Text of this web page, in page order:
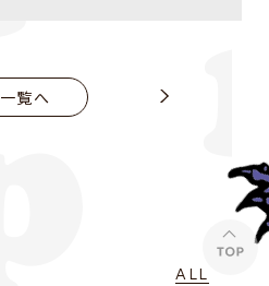
一覧へ
ALL